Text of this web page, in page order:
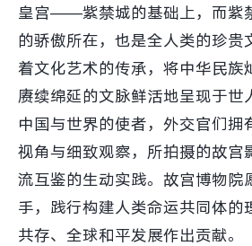
皇宫——紫禁城的基础上，而紫
的骄傲所在，也是全人类的珍贵
着文化艺术的传承，将中华民族
赓续绵延的文脉鲜活地呈现于世
中国与世界的使者，外交官们拥
视角与细致观察，所拍摄的故宫
流互鉴的生动实践。故宫博物院
手，践行构建人类命运共同体的
共存、全球和平发展作出贡献。